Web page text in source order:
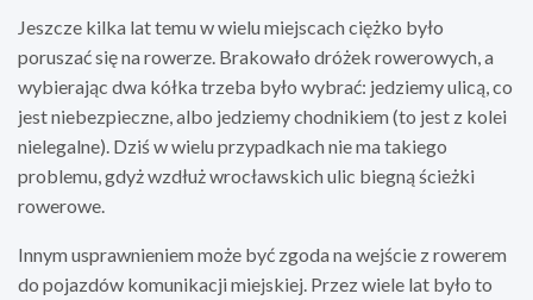
Jeszcze kilka lat temu w wielu miejscach ciężko było
poruszać się na rowerze. Brakowało dróżek rowerowych, a
wybierając dwa kółka trzeba było wybrać: jedziemy ulicą, co
jest niebezpieczne, albo jedziemy chodnikiem (to jest z kolei
nielegalne). Dziś w wielu przypadkach nie ma takiego
problemu, gdyż wzdłuż wrocławskich ulic biegną ścieżki
rowerowe.
Innym usprawnieniem może być zgoda na wejście z rowerem
do pojazdów komunikacji miejskiej. Przez wiele lat było to